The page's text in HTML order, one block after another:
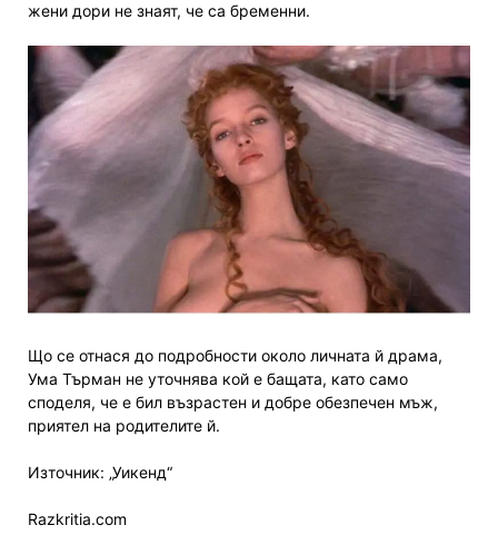
жени дори не знаят, че са бременни.
Що се отнася до подробности около личната й драма,
Ума Търман не уточнява кой е бащата, като само
споделя, че е бил възрастен и добре обезпечен мъж,
приятел на родителите й.
Източник: „Уикенд“
Razkritia.com